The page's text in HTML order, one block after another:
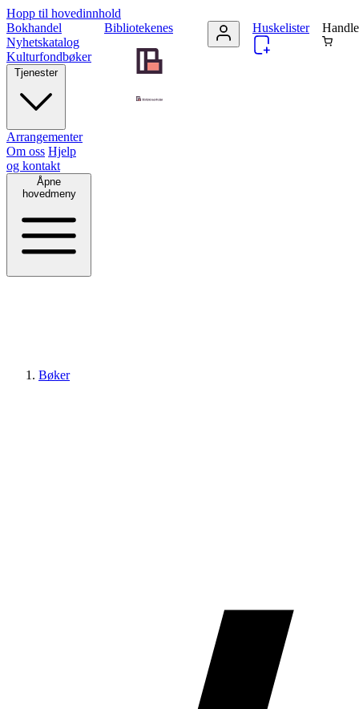
Hopp til hovedinnhold
Bibliotekenes
Bokhandel
Nyhetskatalog
Kulturfondbøker
Tjenester
Arrangementer
Om oss Hjelp
og kontakt
Åpne
hovedmeny
Huskelister
Bøker